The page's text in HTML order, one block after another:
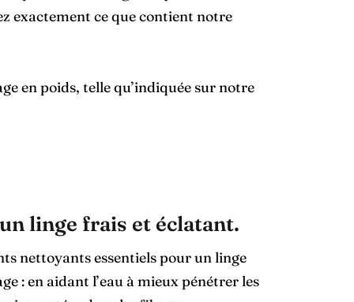
exactement ce que contient notre
en poids, telle qu’indiquée sur notre
linge frais et éclatant.
nettoyants essentiels pour un linge
: en aidant l’eau à mieux pénétrer les